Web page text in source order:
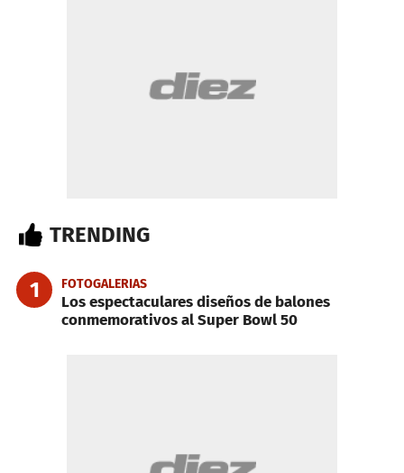
TRENDING
1 FOTOGALERIAS
Los espectaculares diseños de balones
conmemorativos al Super Bowl 50